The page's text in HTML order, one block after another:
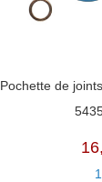
Pochette de